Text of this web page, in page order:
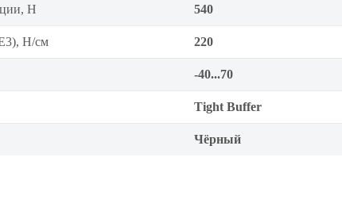
Н 540
Н/см 220
-40...70
Tight Buffer
Чёрный